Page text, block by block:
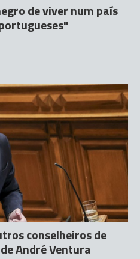
de viver num país
conselheiros de
André Ventura